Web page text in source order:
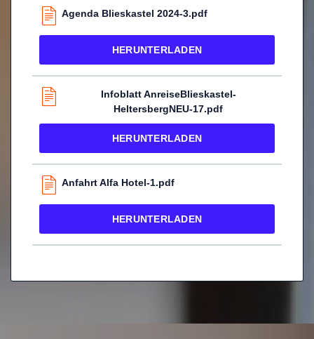
Agenda Blieskastel 2024-3.pdf
HERUNTERLADEN
Infoblatt AnreiseBlieskastel-
HeltersbergNEU-17.pdf
HERUNTERLADEN
Anfahrt Alfa Hotel-1.pdf
HERUNTERLADEN